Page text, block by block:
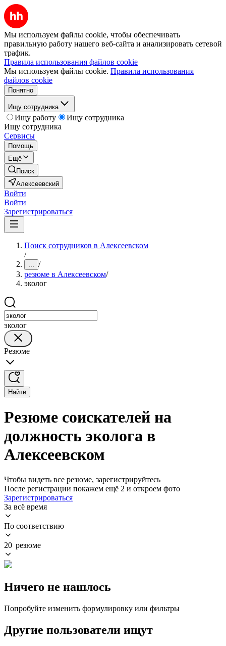
Мы используем файлы cookie, чтобы обеспечивать
правильную работу нашего веб-сайта и анализировать сетевой
трафик.
Правила использования файлов cookie
Мы используем файлы cookie. Правила использования
файлов cookie
Понятно
Ищу сотрудника
Ищу работу
Ищу сотрудника
Ищу сотрудника
Сервисы
Помощь
Ещё
Поиск
Алексеевский
Войти
Войти
Зарегистрироваться
Поиск сотрудников в Алексеевском
/
... /
резюме в Алексеевском/
эколог
эколог
Резюме
Найти
Резюме соискателей на
должность эколога в
Алексеевском
Чтобы видеть все резюме, зарегистрируйтесь
После регистрации покажем ещё 2 и откроем фото
Зарегистрироваться
За всё время
По соответствию
20 резюме
Ничего не нашлось
Попробуйте изменить формулировку или фильтры
Другие пользователи ищут